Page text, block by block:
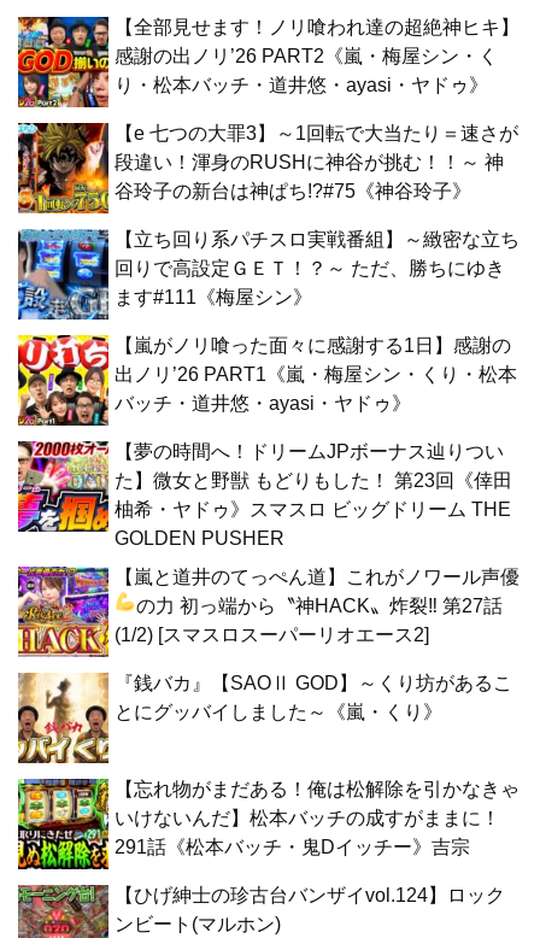
【全部見せます！ノリ喰われ達の超絶神ヒキ】
感謝の出ノリ’26 PART2《嵐・梅屋シン・く
り・松本バッチ・道井悠・ayasi・ヤドゥ》
【e 七つの大罪3】～1回転で大当たり＝速さが
段違い！渾身のRUSHに神谷が挑む！！～ 神
谷玲子の新台は神ぱち!?#75《神谷玲子》
【立ち回り系パチスロ実戦番組】～緻密な立ち
回りで高設定ＧＥＴ！？～ ただ、勝ちにゆき
ます#111《梅屋シン》
【嵐がノリ喰った面々に感謝する1日】感謝の
出ノリ’26 PART1《嵐・梅屋シン・くり・松本
バッチ・道井悠・ayasi・ヤドゥ》
【夢の時間へ！ドリームJPボーナス辿りつい
た】微女と野獣 もどりもした！ 第23回《倖田
柚希・ヤドゥ》スマスロ ビッグドリーム THE
GOLDEN PUSHER
【嵐と道井のてっぺん道】これがノワール声優
の力 初っ端から〝神HACK〟炸裂‼ 第27話
(1/2) [スマスロスーパーリオエース2]
『銭バカ』【SAOⅡ GOD】～くり坊があるこ
とにグッバイしました～《嵐・くり》
【忘れ物がまだある！俺は松解除を引かなきゃ
いけないんだ】松本バッチの成すがままに！
291話《松本バッチ・鬼Dイッチー》吉宗
【ひげ紳士の珍古台バンザイvol.124】ロック
ンビート(マルホン)